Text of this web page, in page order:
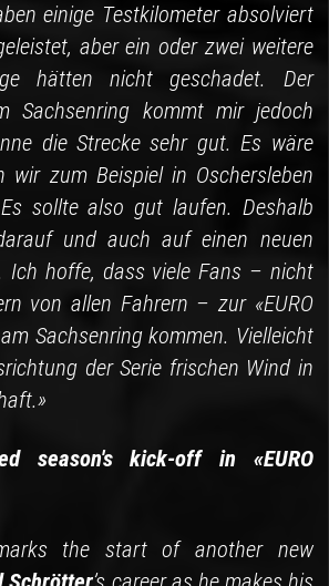
einige Testkilometer absolviert
aber ein oder zwei weitere
hätten nicht geschadet. Der
Sachsenring kommt mir jedoch
die Strecke sehr gut. Es wäre
wir zum Beispiel in Oschersleben
sollte also gut laufen. Deshalb
und auch auf einen neuen
Ich hoffe, dass viele Fans – nicht
von allen Fahrern – zur «EURO
Sachsenring kommen. Vielleicht
der Serie frischen Wind in
season's kick-off in «EURO
the start of another new